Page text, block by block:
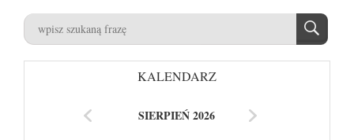
KALENDARZ
SIERPIEŃ 2026